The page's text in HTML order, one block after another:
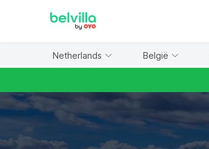
Netherlands België